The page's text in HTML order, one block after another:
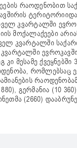
რაოდენობით
კვარტალში
მოქალაქეები
კვარტალში
მესამე
რომლებსაც
გერმანია (10 360)
(2660)